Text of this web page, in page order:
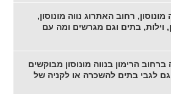
רחוב האתרוג נווה מונוסון,
וילות, בתים וגם מגרשים ומה עם
הרימון בנווה מונוסון מבוקשים
לגבי בתים להשכרה או לקניה של